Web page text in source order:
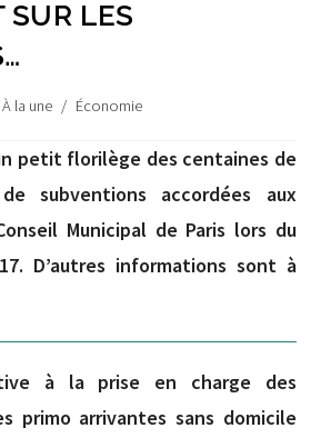
SUR LES
À la une / Économie
petit florilège des centaines de
subventions accordées aux
Municipal de Paris lors du
D’autres informations sont à
à la prise en charge des
primo arrivantes sans domicile